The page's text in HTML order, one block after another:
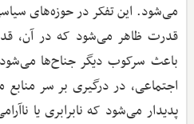
می‌شود. این تفکر در حوزه‌های
قدرت ظاهر می‌شود که در آن،
باعث سرکوب دیگر جناح‌ها
اجتماعی، در درگیری بر سر
پدیدار می‌شود که نابرابری یا